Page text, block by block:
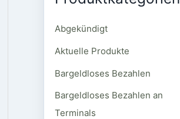
Abgekündigt
Aktuelle Produkte
Bargeldloses Bezahlen
Bargeldloses Bezahlen an
Terminals